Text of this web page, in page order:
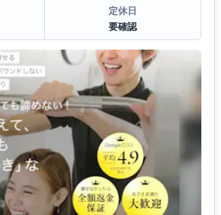
定休日
要確認